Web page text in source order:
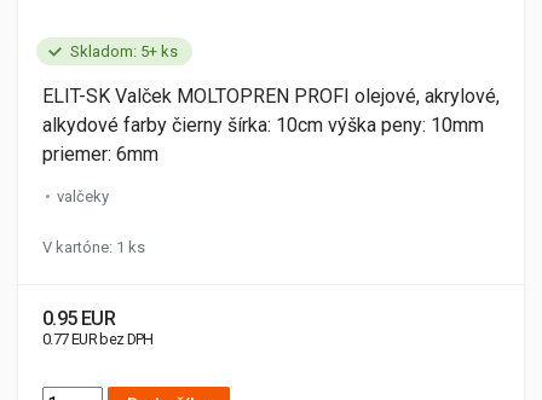
Skladom: 5+ ks
ELIT-SK Valček MOLTOPREN PROFI olejové, akrylové,
alkydové farby čierny šírka: 10cm výška peny: 10mm
priemer: 6mm
valčeky
V kartóne: 1 ks
0.95 EUR
0.77 EUR bez DPH